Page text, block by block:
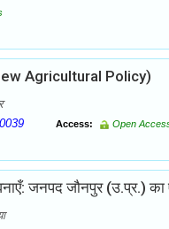
Agricultural Policy)
Access: Open
जनपद जौनपुर (उ.प्र.)